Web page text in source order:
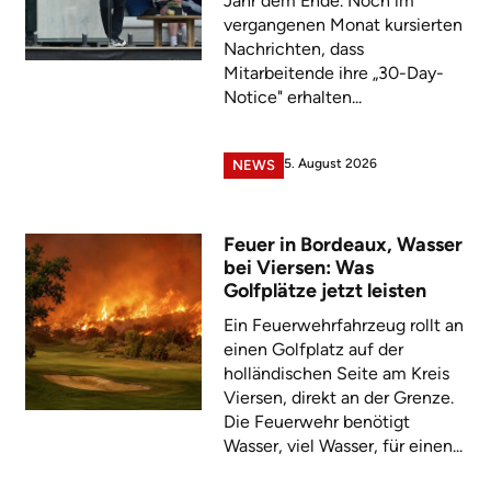
vergangenen Monat kursierten
Nachrichten, dass
Mitarbeitende ihre „30-Day-
Notice" erhalten...
NEWS 5. August 2026
Feuer in Bordeaux, Wasser
bei Viersen: Was
Golfplätze jetzt leisten
Ein Feuerwehrfahrzeug rollt an
einen Golfplatz auf der
holländischen Seite am Kreis
Viersen, direkt an der Grenze.
Die Feuerwehr benötigt
Wasser, viel Wasser, für einen...